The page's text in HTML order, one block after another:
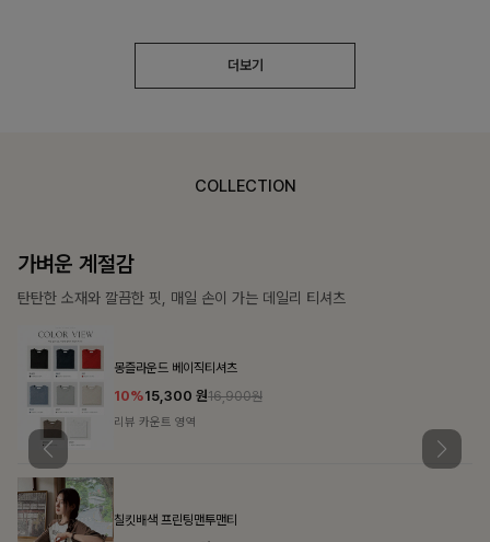
더보기
COLLECTION
가장 쉬운 코디
특별한 날부터 일상까지 함께하는 룩